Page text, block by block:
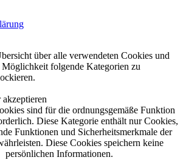
über alle verwendeten Cookies und
Möglichkeit folgende Kategorien zu
akzeptieren
sind für die ordnungsgemäße Funktion
Diese Kategorie enthält nur Cookies,
Funktionen und Sicherheitsmerkmale der
Diese Cookies speichern keine
persönlichen Informationen.